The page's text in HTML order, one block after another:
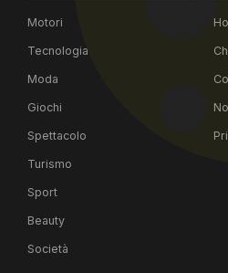
Motori
Tecnologia
Moda
Giochi
Spettacolo
Turismo
Sport
Beauty
Società